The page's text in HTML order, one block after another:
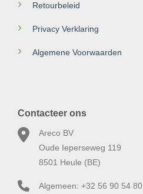
Retourbeleid
Privacy Verklaring
Algemene Voorwaarden
Contacteer ons
Areco BV
Oude Ieperseweg 119
8501 Heule (BE)
Algemeen: +32 56 90 54 80